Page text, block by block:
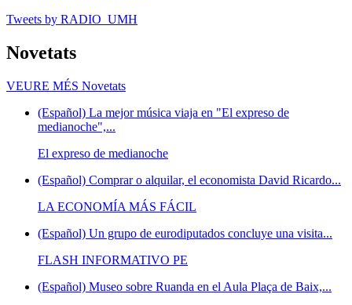
Tweets by RADIO_UMH
Novetats
VEURE MÉS Novetats
(Español) La mejor música viaja en "El expreso de
medianoche",...
El expreso de medianoche
(Español) Comprar o alquilar, el economista David Ricardo...
LA ECONOMÍA MÁS FÁCIL
(Español) Un grupo de eurodiputados concluye una visita...
FLASH INFORMATIVO PE
(Español) Museo sobre Ruanda en el Aula Plaça de Baix,...